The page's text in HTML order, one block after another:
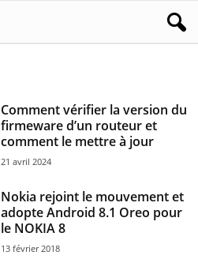
Comment vérifier la version du
firmeware d’un routeur et
comment le mettre à jour
21 avril 2024
Nokia rejoint le mouvement et
adopte Android 8.1 Oreo pour
le NOKIA 8
13 février 2018